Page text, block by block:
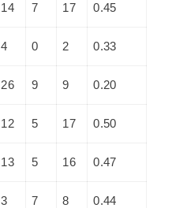
14 7 17 0.45
4 0 2 0.33
26 9 9 0.20
12 5 17 0.50
13 5 16 0.47
3 7 8 0.44